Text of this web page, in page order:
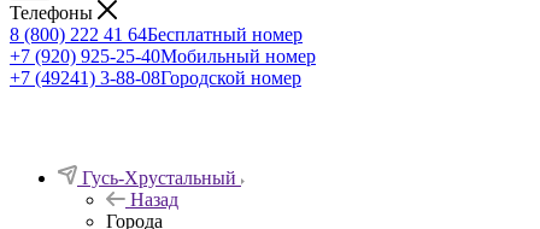
Телефоны
8 (800) 222 41 64Бесплатный номер
+7 (920) 925-25-40Мобильный номер
+7 (49241) 3-88-08Городской номер
Гусь-Хрустальный
Назад
Города